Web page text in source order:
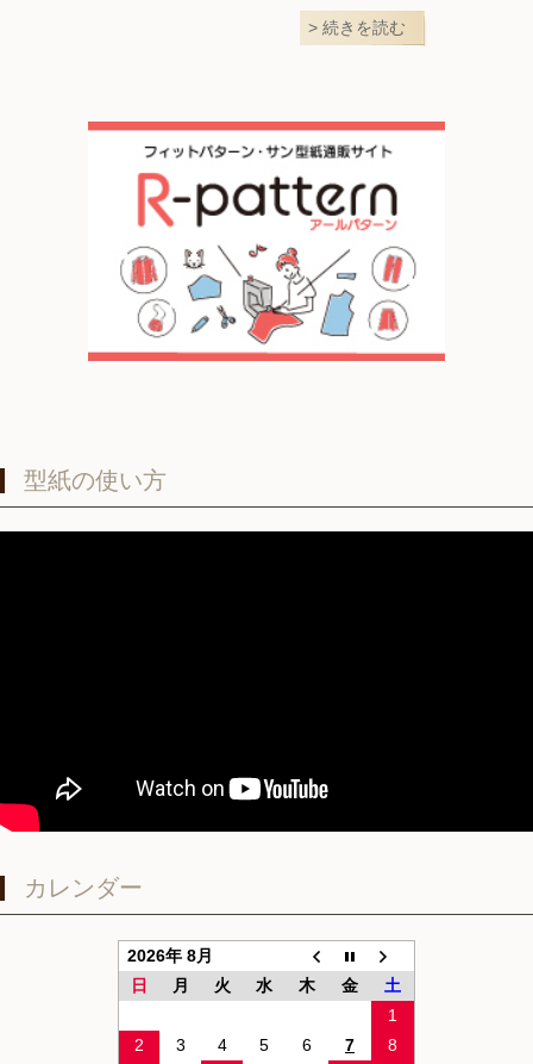
続きを読む
型紙の使い方
カレンダー
2026年 8月
日
月 火 水 木 金
土
1
2
3 4 5 6 7
8